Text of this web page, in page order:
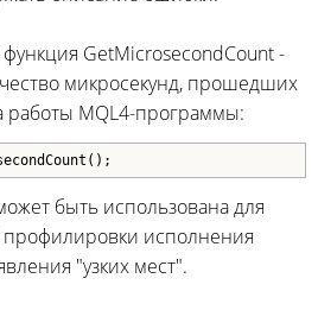
GetMicrosecondCount -
микросекунд, прошедших
работы MQL4-программы:
быть использована для
исполнения
"узких мест".